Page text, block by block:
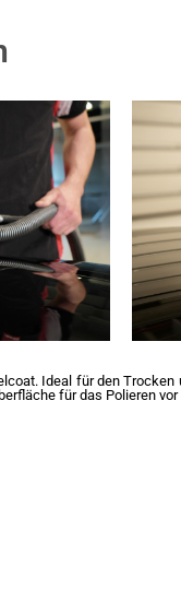
Ideal für den
für das Polieren